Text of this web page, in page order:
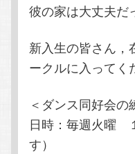
彼の家は大丈夫だ
新入生の皆さん，
ークルに入ってく
＜ダンス同好会の
日時：毎週火曜
す）